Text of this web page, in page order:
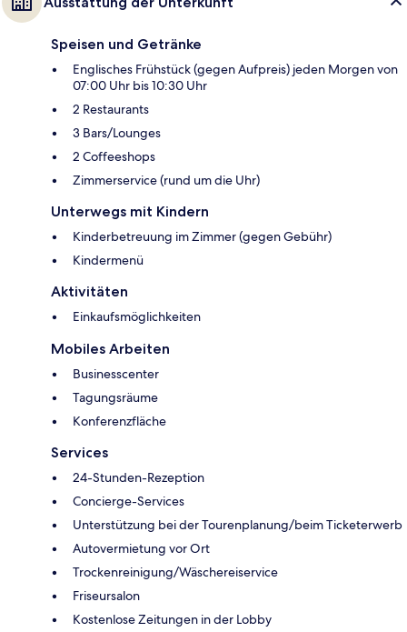
Speisen und Getränke
Englisches Frühstück (gegen Aufpreis) jeden Morgen von
07:00 Uhr bis 10:30 Uhr
2 Restaurants
3 Bars/Lounges
2 Coffeeshops
Zimmerservice (rund um die Uhr)
Unterwegs mit Kindern
Kinderbetreuung im Zimmer (gegen Gebühr)
Kindermenü
Aktivitäten
Einkaufsmöglichkeiten
Mobiles Arbeiten
Businesscenter
Tagungsräume
Konferenzfläche
Services
24-Stunden-Rezeption
Concierge-Services
Unterstützung bei der Tourenplanung/beim Ticketerwerb
Autovermietung vor Ort
Trockenreinigung/Wäschereiservice
Friseursalon
Kostenlose Zeitungen in der Lobby